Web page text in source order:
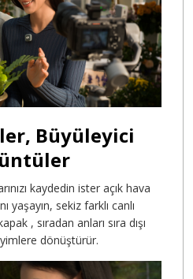
Büyüleyici
kaydedin ister açık hava
yaşayın, sekiz farklı canlı
, sıradan anları sıra dışı
dönüştürür.